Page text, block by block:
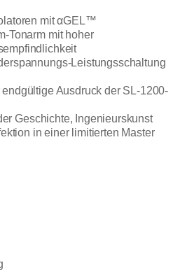
mit αGEL™
Tonarm mit hoher
Leistungsschaltung
Ausdruck der SL-1200-
Geschichte, Ingenieurskunst
in einer limitierten Master